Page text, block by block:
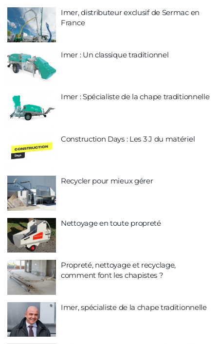
Imer, distributeur exclusif de Sermac en
France
Imer : Un classique traditionnel
Imer : Spécialiste de la chape traditionnelle
Construction Days : Les 3 J du matériel
Recycler pour mieux gérer
Nettoyage en toute propreté
Propreté, nettoyage et recyclage,
comment font les chapistes ?
Imer, spécialiste de la chape traditionnelle